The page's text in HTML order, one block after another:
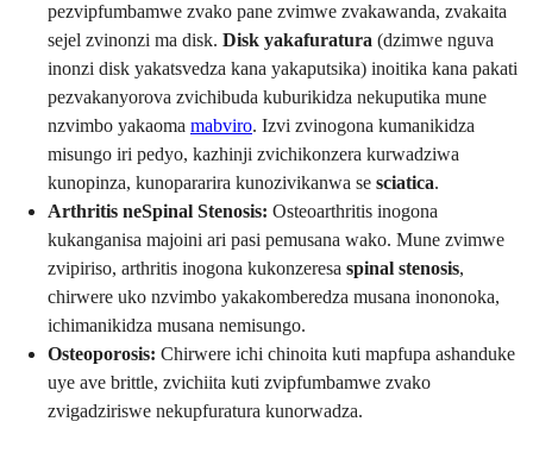
pezvipfumbamwe zvako pane zvimwe zvakawanda, zvakaita
sejel zvinonzi ma disk. Disk yakafuratura (dzimwe nguva
inonzi disk yakatsvedza kana yakaputsika) inoitika kana pakati
pezvakanyorova zvichibuda kuburikidza nekuputika mune
nzvimbo yakaoma mabviro. Izvi zvinogona kumanikidza
misungo iri pedyo, kazhinji zvichikonzera kurwadziwa
kunopinza, kunopararira kunozivikanwa se sciatica.
Arthritis neSpinal Stenosis: Osteoarthritis inogona
kukanganisa majoini ari pasi pemusana wako. Mune zvimwe
zvipiriso, arthritis inogona kukonzeresa spinal stenosis,
chirwere uko nzvimbo yakakomberedza musana inononoka,
ichimanikidza musana nemisungo.
Osteoporosis: Chirwere ichi chinoita kuti mapfupa ashanduke
uye ave brittle, zvichiita kuti zvipfumbamwe zvako
zvigadziriswe nekupfuratura kunorwadza.